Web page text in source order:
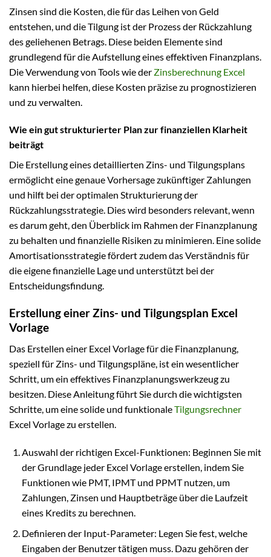
Zinsen sind die Kosten, die für das Leihen von Geld
entstehen, und die Tilgung ist der Prozess der Rückzahlung
des geliehenen Betrags. Diese beiden Elemente sind
grundlegend für die Aufstellung eines effektiven Finanzplans.
Die Verwendung von Tools wie der Zinsberechnung Excel
kann hierbei helfen, diese Kosten präzise zu prognostizieren
und zu verwalten.
Wie ein gut strukturierter Plan zur finanziellen Klarheit
beiträgt
Die Erstellung eines detaillierten Zins- und Tilgungsplans
ermöglicht eine genaue Vorhersage zukünftiger Zahlungen
und hilft bei der optimalen Strukturierung der
Rückzahlungsstrategie. Dies wird besonders relevant, wenn
es darum geht, den Überblick im Rahmen der Finanzplanung
zu behalten und finanzielle Risiken zu minimieren. Eine solide
Amortisationsstrategie fördert zudem das Verständnis für
die eigene finanzielle Lage und unterstützt bei der
Entscheidungsfindung.
Erstellung einer Zins- und Tilgungsplan Excel
Vorlage
Das Erstellen einer Excel Vorlage für die Finanzplanung,
speziell für Zins- und Tilgungspläne, ist ein wesentlicher
Schritt, um ein effektives Finanzplanungswerkzeug zu
besitzen. Diese Anleitung führt Sie durch die wichtigsten
Schritte, um eine solide und funktionaleTilgungsrechner
Excel Vorlage zu erstellen.
Auswahl der richtigen Excel-Funktionen: Beginnen Sie mit
der Grundlage jeder Excel Vorlage erstellen, indem Sie
Funktionen wie PMT, IPMT und PPMT nutzen, um
Zahlungen, Zinsen und Hauptbeträge über die Laufzeit
eines Kredits zu berechnen.
Definieren der Input-Parameter: Legen Sie fest, welche
Eingaben der Benutzer tätigen muss. Dazu gehören der